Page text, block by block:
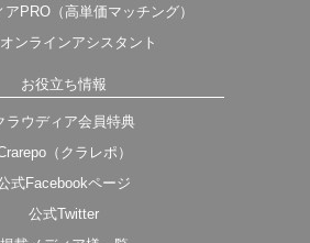
アPRO（高単価マッチング）
ンラインアシスタント
お役立ち情報
ラウディア会員特典
（クラレポ）
式Facebookページ
公式Twitter